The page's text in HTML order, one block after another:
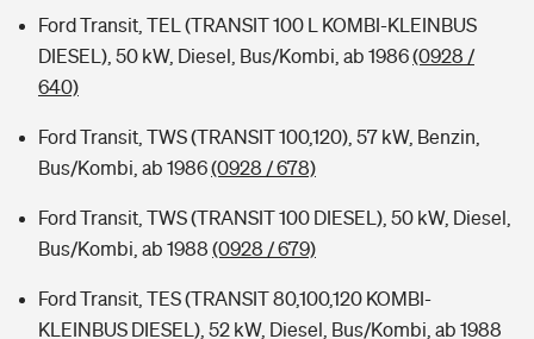
Ford Transit, TEL (TRANSIT 100 L KOMBI-KLEINBUS
DIESEL), 50 kW, Diesel, Bus/Kombi, ab 1986(0928 /
640)
Ford Transit, TWS (TRANSIT 100,120), 57 kW, Benzin,
Bus/Kombi, ab 1986(0928 / 678)
Ford Transit, TWS (TRANSIT 100 DIESEL), 50 kW, Diesel,
Bus/Kombi, ab 1988 (0928 / 679)
Ford Transit, TES (TRANSIT 80,100,120 KOMBI-
KLEINBUS DIESEL), 52 kW, Diesel, Bus/Kombi, ab 1988